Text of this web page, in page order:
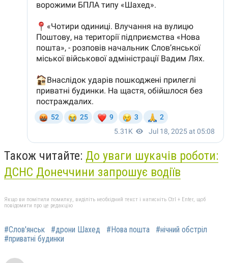
Також читайте: До уваги шукачів роботи:
ДСНС Донеччини запрошує водіїв
Якщо ви помітили помилку, виділіть необхідний текст і натисніть Ctrl + Enter, щоб
повідомити про це редакцію
#Слов'янськ #дрони Шахед #Нова пошта
#нічний обстріл
#приватні будинки